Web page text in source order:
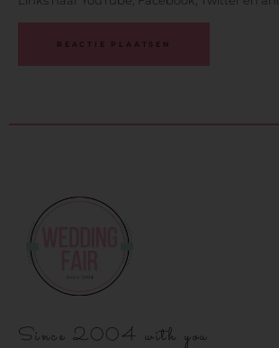
Since 2004 with you